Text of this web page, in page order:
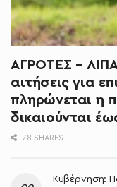
ΑΓΡΟΤΕΣ –
αιτήσεις για
πληρώνεται η
δικαιούνται
78 SHARES
Κυβέρνηση: